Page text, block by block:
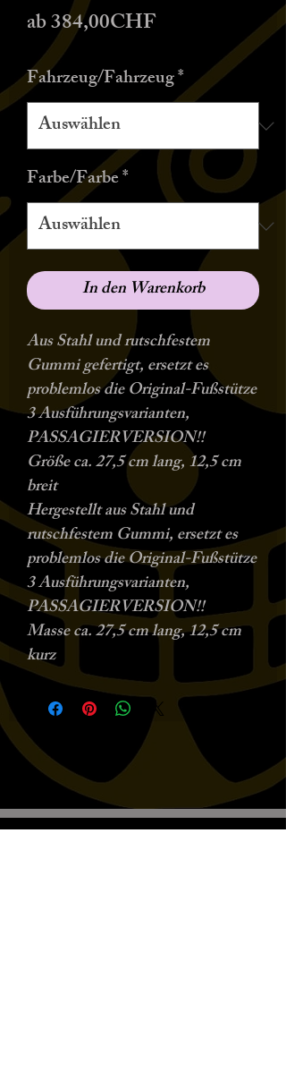
ab384,00CHFSale-
Fahrzeug/Fahrzeug*
Farbe/Farbe*
In den Warenkorb
Aus Stahl und rutschfestem
Gummi gefertigt, ersetzt es
problemlos die Original-Fußstütze
3 Ausführungsvarianten,
PASSAGIERVERSION!!
Größe ca. 27,5 cm lang, 12,5 cm
breit
Hergestellt aus Stahl und
rutschfestem Gummi, ersetzt es
problemlos die Original-Fußstütze
3 Ausführungsvarianten,
PASSAGIERVERSION!!
Masse ca. 27,5 cm lang, 12,5 cm
kurz